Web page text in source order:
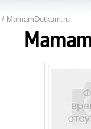
/ MamamDetkam.ru